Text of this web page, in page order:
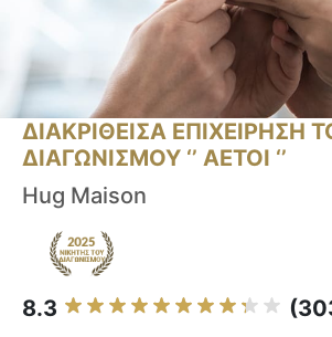
ΔΙΑΚΡΙΘΕΙΣΑ ΕΠΙΧΕΙΡΗΣΗ
ΔΙΑΓΩΝΙΣΜΟΥ ‘’ ΑΕΤΟΙ ‘’
Hug Maison
8.3